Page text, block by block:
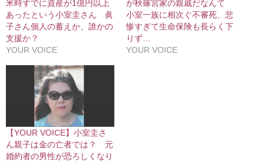
米時すでに資産が1億円以上
あったという小室圭さん 眞
子さん個人の蓄えか、誰かの
支援か？
YOUR VOICE
が秋篠宮家の親戚だなんて
小室一族に相次ぐ不審死、悲
惨すぎて生命保険も長らく下
りず…
YOUR VOICE
【YOUR VOICE】小室圭さ
ん親子は金の亡者では？ 元
婚約者の男性が恐ろしくなり